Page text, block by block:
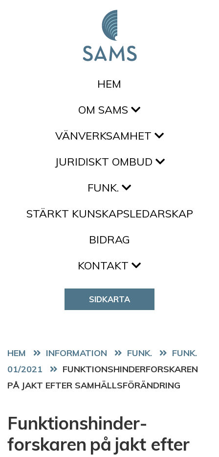
HEM
OM SAMS
VÄNVERKSAMHET
JURIDISKT OMBUD
FUNK.
STÄRKT KUNSKAPSLEDARSKAP
BIDRAG
KONTAKT
SIDKARTA
HEM FUNK.
FUNK.
01/2021
FUNKTIONSHINDER­FORSKAREN
PÅ JAKT EFTER SAMHÄLLSFÖRÄNDRING
Funktionshinder­
forskaren på jakt efter